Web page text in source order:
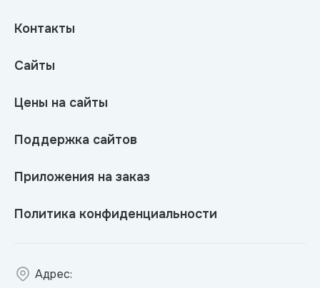
Контакты
Сайты
Цены на сайты
Поддержка сайтов
Приложения на заказ
Политика конфиденциальности
Адрес: